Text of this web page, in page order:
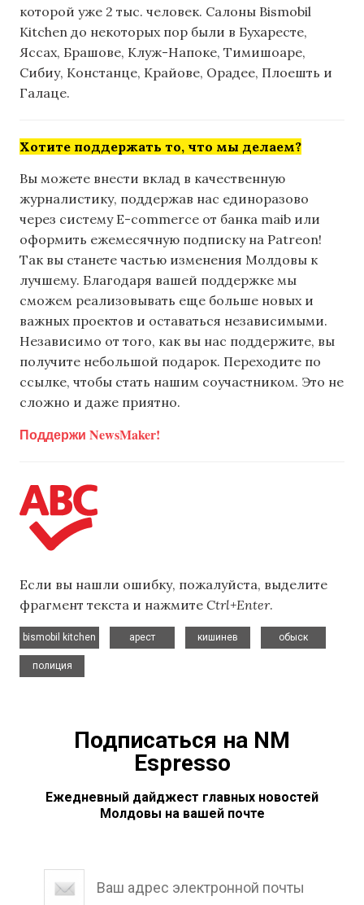
которой уже 2 тыс. человек. Салоны Bismobil
Kitchen до некоторых пор были в Бухаресте,
Яссах, Брашове, Клуж-Напоке, Тимишоаре,
Сибиу, Констанце, Крайове, Орадее, Плоешть и
Галаце.
Хотите поддержать то, что мы делаем?
Вы можете внести вклад в качественную
журналистику, поддержав нас единоразово
через систему E-commerce от банка maib или
оформить ежемесячную подписку на Patreon!
Так вы станете частью изменения Молдовы к
лучшему. Благодаря вашей поддержке мы
сможем реализовывать еще больше новых и
важных проектов и оставаться независимыми.
Независимо от того, как вы нас поддержите, вы
получите небольшой подарок. Переходите по
ссылке, чтобы стать нашим соучастником. Это не
сложно и даже приятно.
Поддержи NewsMaker!
Если вы нашли ошибку, пожалуйста, выделите
фрагмент текста и нажмите Ctrl+Enter.
bismobil kitchen
арест
кишинев
обыск
полиция
Подписаться на NM
Espresso
Ежедневный дайджест главных новостей
Молдовы на вашей почте